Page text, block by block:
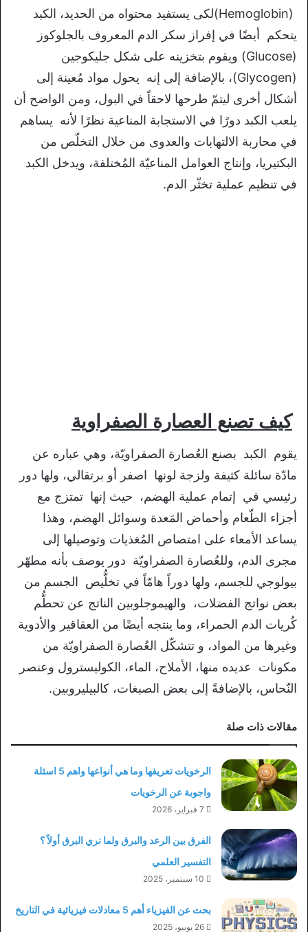
(Hemoglobin)لكى يستفيد محتواه من الحديد، الكبد
يتحكم أيضًا في إفراز سكر الدم المعروف بالجلوكوز
(Glucose) ويقوم بتخزينه على شكل جليكوجين
(Glycogen)، بالإضافة إلى إنه يحول مواد مُعينة إلى
أشكال أخرى ليتمّ طرحها لاحقاً في البول، ومن الواضح أن
يلعب الكبد دورًا في الاستجابة المناعية نظرًا لأنه يساهم
في محاربة الالتهابات والعدوى من خلال التخلّص من
البكتيريا، وإنتاج العوامل المناعيّة المُختلفة، ويدخل الكبد
في تنظيم عملية تخثّر الدم.
كيف تصنع العصارة الصفراوية
يقوم الكبد بصنع العُصارة الصفراويّة، وهي عباره عن
مادّة سائلة كثيفة ولزجة لونها اصفر أو برتقالي، ولها دور
رئيسي في إتمام عملية الهضم، حيث إنها تمتزج مع
أجزاء الطّعام وأحماض المَعدة وسوائل الهضم، وهذا
يساعد الأمعاء على امتصاص المُغذيات وتوصيلها إلى
مجرى الدم، وللعُصارة الصفراويّة دور يوصف بأنه مطهّر
بيولوجي للجسم، ولها دوراً هامّاً في تخلُّيص الجسم من
بعض نواتج الفضلات، والهيموجلوبين الناتج عن تحطُّم
كُريات الدم الحمراء، وما ينتجه أيضًا من العقاقير والأدوية
وغيرها من المواد، و تتشكّل العُصارة الصفراويّة من
مكونات عديده منها، الأملاح، الماء، الكوليسترول وعنصر
النّحاس، بالإضافةً إلى بعض الصبغات، كالبيليروبين.
مقالات ذات صلة
الرخويات تعريفها وما هي أنواعها واهم 5 اسئلة
واجوبة عن الرخويات
7 فبراير، 2026
الفرق بين الرعد والبرق ولما نري البرق أولاً ؟
التفسير العلمي
10 سبتمبر، 2025
بحث عن الفيزياء أهم 5 معادلات فيزيائية في التاريخ
26 يونيو، 2025